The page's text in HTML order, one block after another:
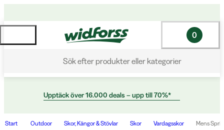
Sök efter produkter eller kategorier
0
Upptäck över 16.000 deals – upp till 70%*
Start Outdoor Skor, Kängor & Stövlar Skor Vardagsskor Mens